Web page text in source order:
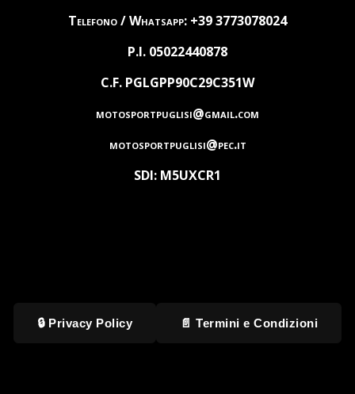
Telefono / Whatsapp: +39 3773078024
P.I. 05022440878
C.F. PGLGPP90C29C351W
motosportpuglisi@gmail.com
motosportpuglisi@pec.it
SDI: M5UXCR1
🔒 Privacy Policy 📄 Termini e Condizioni